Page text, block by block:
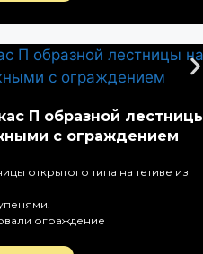
П образной
с ограждением
открытого типа на тетиве из
ограждение